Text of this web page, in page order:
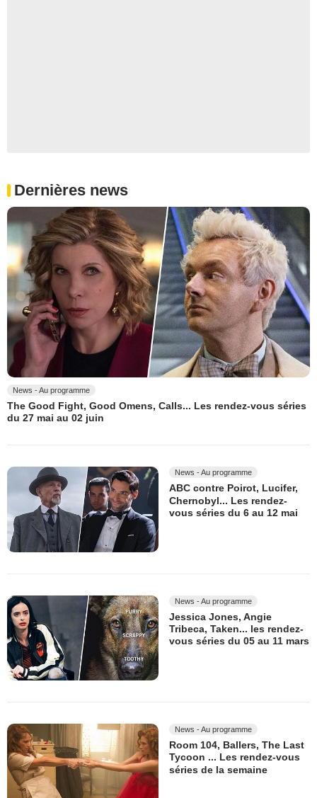
Dernières news
News - Au programme
The Good Fight, Good Omens, Calls... Les rendez-vous séries
du 27 mai au 02 juin
News - Au programme
ABC contre Poirot, Lucifer,
Chernobyl... Les rendez-
vous séries du 6 au 12 mai
News - Au programme
Jessica Jones, Angie
Tribeca, Taken... les rendez-
vous séries du 05 au 11 mars
News - Au programme
Room 104, Ballers, The Last
Tycoon ... Les rendez-vous
séries de la semaine